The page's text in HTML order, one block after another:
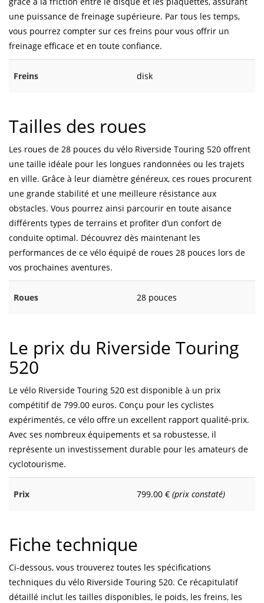
une puissance de freinage supérieure. Par tous les temps,
vous pourrez compter sur ces freins pour vous offrir un
freinage efficace et en toute confiance.
Freins disk
Tailles des roues
Les roues de 28 pouces du vélo Riverside Touring 520 offrent
une taille idéale pour les longues randonnées ou les trajets
en ville. Grâce à leur diamètre généreux, ces roues procurent
une grande stabilité et une meilleure résistance aux
obstacles. Vous pourrez ainsi parcourir en toute aisance
différents types de terrains et profiter d’un confort de
conduite optimal. Découvrez dès maintenant les
performances de ce vélo équipé de roues 28 pouces lors de
vos prochaines aventures.
Roues 28 pouces
Le prix du Riverside Touring
520
Le vélo Riverside Touring 520 est disponible à un prix
compétitif de 799.00 euros. Conçu pour les cyclistes
expérimentés, ce vélo offre un excellent rapport qualité-prix.
Avec ses nombreux équipements et sa robustesse, il
représente un investissement durable pour les amateurs de
cyclotourisme.
Prix 799.00 € (prix constaté)
Fiche technique
Ci-dessous, vous trouverez toutes les spécifications
techniques du vélo Riverside Touring 520. Ce récapitulatif
détaillé inclut les tailles disponibles, le poids, les freins, les